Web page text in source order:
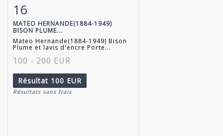
Fiche détaillée
16
MATEO HERNANDE(1884-1949)
BISON PLUME...
Mateo Hernande(1884-1949) Bison
Plume et lavis d'encre Porte...
100 - 200 EUR
Résultat 100 EUR
Résultats sans frais